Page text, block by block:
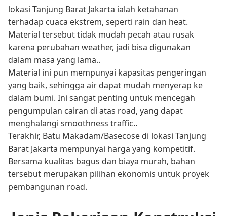
lokasi Tanjung Barat Jakarta ialah ketahanan
terhadap cuaca ekstrem, seperti rain dan heat.
Material tersebut tidak mudah pecah atau rusak
karena perubahan weather, jadi bisa digunakan
dalam masa yang lama..
Material ini pun mempunyai kapasitas pengeringan
yang baik, sehingga air dapat mudah menyerap ke
dalam bumi. Ini sangat penting untuk mencegah
pengumpulan cairan di atas road, yang dapat
menghalangi smoothness traffic..
Terakhir, Batu Makadam/Basecose di lokasi Tanjung
Barat Jakarta mempunyai harga yang kompetitif.
Bersama kualitas bagus dan biaya murah, bahan
tersebut merupakan pilihan ekonomis untuk proyek
pembangunan road.